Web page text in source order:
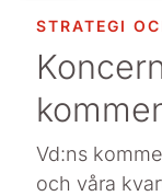
STRATEGI
Vd:ns
och våra